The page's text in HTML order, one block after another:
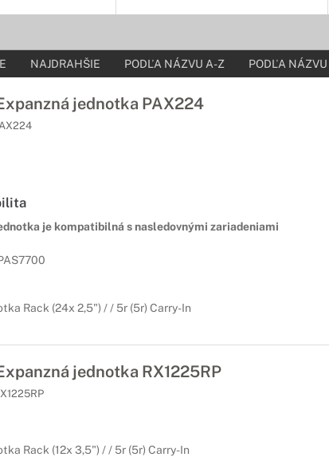
NAJDRAHŠIE PODĽA NÁZVU A-Z PODĽA NÁZVU
jednotka PAX224
je kompatibilná s nasledovnými zariadeniami
Rack (24x 2,5") / / 5r (5r) Carry-In
jednotka RX1225RP
Rack (12x 3,5") / / 5r (5r) Carry-In